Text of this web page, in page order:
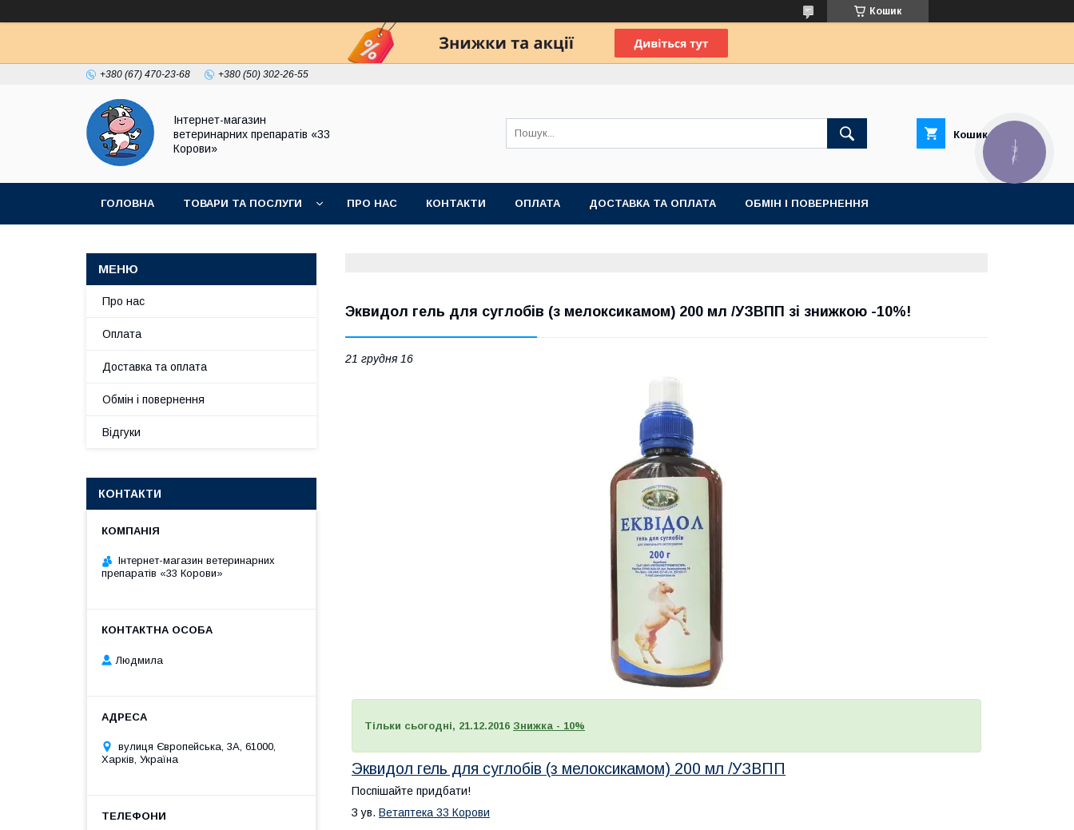
Кошик
+380 (67) 470-23-68 +380 (50) 302-26-55
Інтернет-магазин
ветеринарних препаратів «33
Корови»
Кошик
ГОЛОВНА ТОВАРИ ТА ПОСЛУГИ ПРО НАС КОНТАКТИ ОПЛАТА ДОСТАВКА ТА ОПЛАТА ОБМІН І ПОВЕРНЕННЯ
Эквидол гель для суглобів (з мелоксикамом) 200 мл /УЗВПП зі знижкою -10%!
21 грудня 16
Тільки сьогодні, 21.12.2016 Знижка - 10%
Эквидол гель для суглобів (з мелоксикамом) 200 мл /УЗВПП
Поспішайте придбати!
З ув. Ветаптека 33 Корови
Про нас
Оплата
Доставка та оплата
Обмін і повернення
Відгуки
КОНТАКТИ
Інтернет-магазин ветеринарних
препаратів «33 Корови»
Людмила
вулиця Європейська, 3А, 61000,
Харків, Україна
КНОПКА
ЗВ'ЯЗКУ